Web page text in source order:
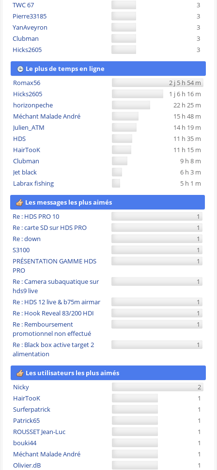
TWC 67
3
Pierre33185
3
YanAveyron
3
Clubman
3
Hicks2605
3
Le plus de temps en ligne
Romax56
2 j 5 h 54 m
Hicks2605
1 j 6 h 16 m
horizonpeche
22 h 25 m
Méchant Malade André
15 h 48 m
Julien_ATM
14 h 19 m
HDS
11 h 35 m
HairTooK
11 h 15 m
Clubman
9 h 8 m
Jet black
6 h 3 m
Labrax fishing
5 h 1 m
Les messages les plus aimés
Re : HDS PRO 10
1
Re : carte SD sur HDS PRO
1
Re : down
1
S3100
1
PRÉSENTATION GAMME HDS
PRO
1
Re : Camera subaquatique sur
hds9 live
1
Re : HDS 12 live & b75m airmar
1
Re : Hook Reveal 83/200 HDI
1
Re : Remboursement
promotionnel non effectué
1
Re : Black box active target 2
alimentation
1
Les utilisateurs les plus aimés
Nicky
2
HairTooK
1
Surferpatrick
1
Patrick65
1
ROUSSET Jean-Luc
1
bouki44
1
Méchant Malade André
1
Olivier.dB
1